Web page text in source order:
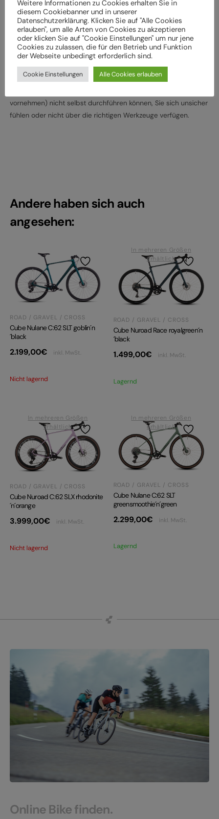
Herstellervorgaben regelmäßig von einem Fachbetrieb
überprüfen und warten, um Gefährdungen, z. B.
verschleißbedingt, zu vermeiden
Halten Sie die angegebenen Drehmomente (Nm) für die
Montage von Bauteilen ein
Wenden Sie sich an Ihren Fachhändler, wenn Sie die
vornehmen) nicht selbst durchführen können, Sie sich unsicher
fühlen oder nicht über die richtigen Werkzeuge verfügen.
Andere haben sich auch
angesehen:
ROAD / GRAVEL / CROSS
Cube Nulane C:62 SLT goblin´n
´black
2.199,00€ inkl. MwSt.
Nicht lagernd
In mehreren Größen
erhältlich
ROAD / GRAVEL / CROSS
Cube Nuroad Race royalgreen´n
´black
1.499,00€ inkl. MwSt.
Lagernd
In mehreren Größen
erhältlich
ROAD / GRAVEL / CROSS
Cube Nuroad C:62 SLX rhodonite
´n´orange
3.999,00€ inkl. MwSt.
Nicht lagernd
In mehreren Größen
erhältlich
ROAD / GRAVEL / CROSS
Cube Nulane C:62 SLT
greensmoothie´n´green
2.299,00€ inkl. MwSt.
Lagernd
Online Bike finden.
Weitere Informationen zu Cookies erhalten Sie in
diesem Cookiebanner und in unserer
Datenschutzerklärung. Klicken Sie auf "Alle Cookies
erlauben", um alle Arten von Cookies zu akzeptieren
oder klicken Sie auf "Cookie Einstellungen" um nur jene
Cookies zu zulassen, die für den Betrieb und Funktion
der Webseite unbedingt erforderlich sind.
Cookie Einstellungen Alle Cookies erlauben